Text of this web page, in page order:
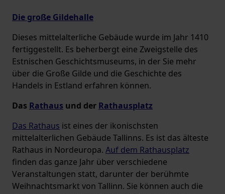
Die große Gildehalle
Dieses mittelalterliche Gebäude wurde im Jahr 1410
fertiggestellt. Es beherbergt eine Zweigstelle des
Estnischen Geschichtsmuseums, in der Sie mehr
über die Große Gilde und die Geschichte des
Handels in Estland erfahren können.
Das Rathaus und der Rathausplatz
Das Rathaus ist eines der ikonischsten
mittelalterlichen Gebäude Tallinns. Es ist das älteste
Rathaus in Nordeuropa. Auf dem Rathausplatz
finden das ganze Jahr über verschiedene
Veranstaltungen statt, darunter der berühmte
Weihnachtsmarkt von Tallinn. Sie können auch die